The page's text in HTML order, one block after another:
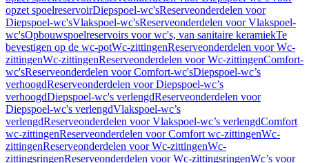
opzet spoelreservoirDiepspoel-wc'sReserveonderdelen voor
Diepspoel-wc'sVlakspoel-wc'sReserveonderdelen voor Vlakspoel-
wc'sOpbouwspoelreservoirs voor wc's, van sanitaire keramiekTe
bevestigen op de wc-potWc-zittingenReserveonderdelen voor Wc-
zittingenWc-zittingenReserveonderdelen voor Wc-zittingenComfort-
wc'sReserveonderdelen voor Comfort-wc'sDiepspoel-wc’s
verhoogdReserveonderdelen voor Diepspoel-wc’s
verhoogdDiepspoel-wc's verlengdReserveonderdelen voor
Diepspoel-wc's verlengdVlakspoel-wc’s
verlengdReserveonderdelen voor Vlakspoel-wc’s verlengdComfort
wc-zittingenReserveonderdelen voor Comfort wc-zittingenWc-
zittingenReserveonderdelen voor Wc-zittingenWc-
zittingsringenReserveonderdelen voor Wc-zittingsringenWc’s voor